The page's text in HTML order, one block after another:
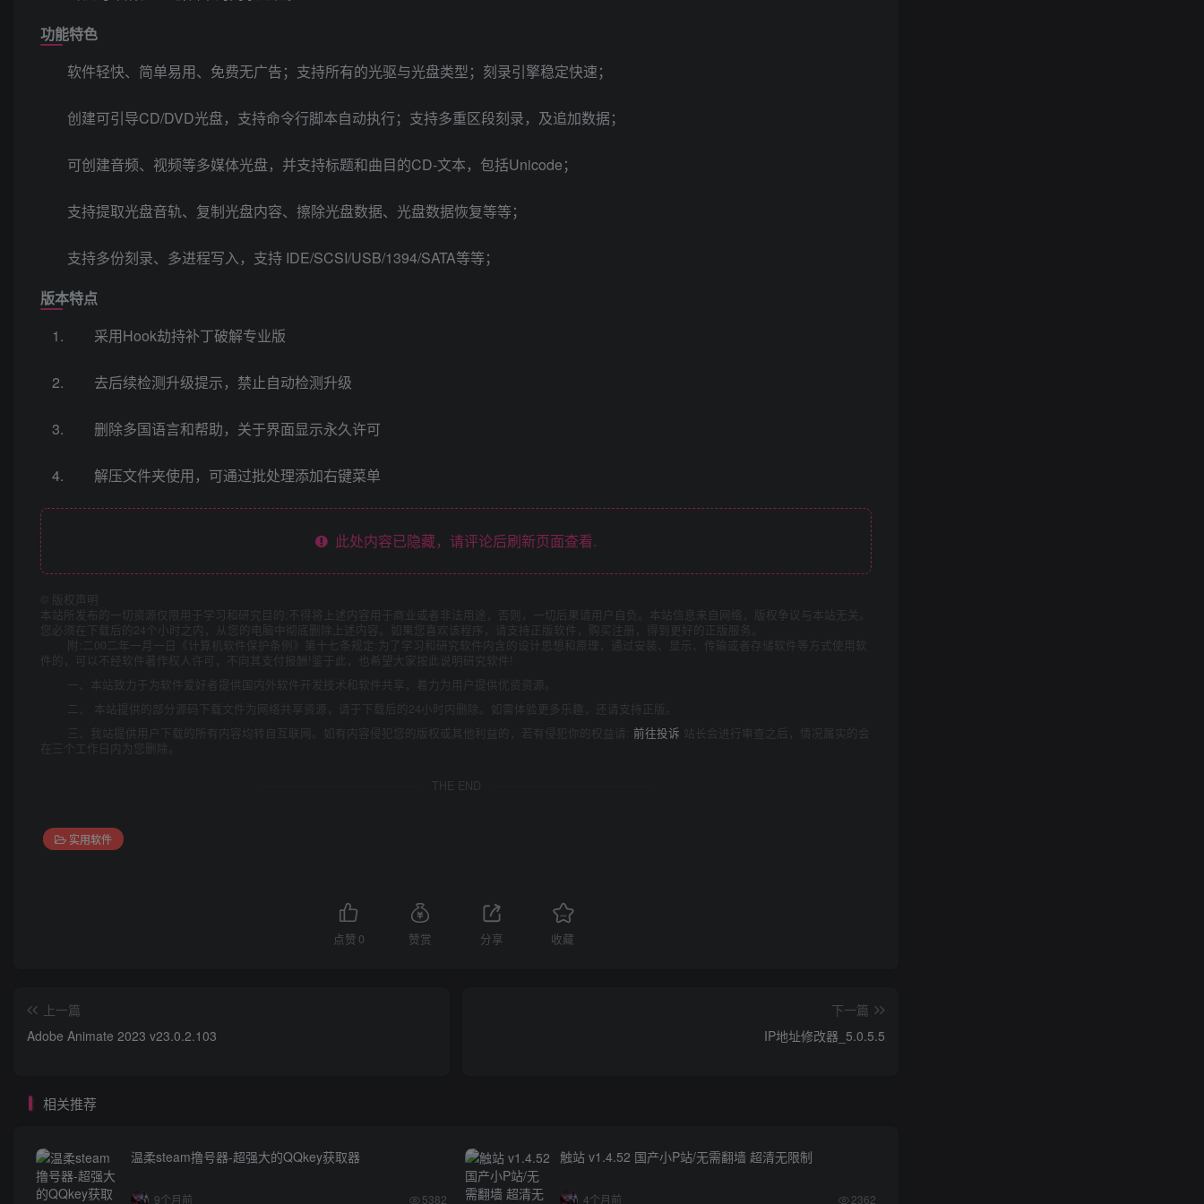
功能特色
软件轻快、简单易用、免费无广告；支持所有的光驱与光盘类型；刻录引擎稳定快速；
创建可引导CD/DVD光盘，支持命令行脚本自动执行；支持多重区段刻录，及追加数据；
可创建音频、视频等多媒体光盘，并支持标题和曲目的CD-文本，包括Unicode；
支持提取光盘音轨、复制光盘内容、擦除光盘数据、光盘数据恢复等等；
支持多份刻录、多进程写入，支持 IDE/SCSI/USB/1394/SATA等等；
版本特点
采用Hook劫持补丁破解专业版
去后续检测升级提示，禁止自动检测升级
删除多国语言和帮助，关于界面显示永久许可
解压文件夹使用，可通过批处理添加右键菜单
此处内容已隐藏，请评论后刷新页面查看.
版权声明
本站所发布的一切资源仅限用于学习和研究目的;不得将上述内容用于商业或者非法用途，否则，一切后果请用户自负。本站信息来自网络，版权争议与本站无关。
您必须在下载后的24个小时之内，从您的电脑中彻底删除上述内容。如果您喜欢该程序，请支持正版软件，购买注册，得到更好的正版服务。
附:二00二年一月一日《计算机软件保护条例》第十七条规定:为了学习和研究软件内含的设计思想和原理，通过安装、显示、传输或者存储软件等方式使用软
件的，可以不经软件著作权人许可，不向其支付报酬!鉴于此，也希望大家按此说明研究软件!
一、本站致力于为软件爱好者提供国内外软件开发技术和软件共享，着力为用户提供优资资源。
二、 本站提供的部分源码下载文件为网络共享资源，请于下载后的24小时内删除。如需体验更多乐趣，还请支持正版。
三、我站提供用户下载的所有内容均转自互联网。如有内容侵犯您的版权或其他利益的，若有侵犯你的权益请: 前往投诉 站长会进行审查之后，情况属实的会
在三个工作日内为您删除。
THE END
实用软件
点赞 0 赞赏 分享 收藏
上一篇
Adobe Animate 2023 v23.0.2.103
下一篇
IP地址修改器_5.0.5.5
相关推荐
温柔steam撸号器-超强大的QQkey获取器
9个月前 5382
触站 v1.4.52 国产小P站/无需翻墙 超清无限制
4个月前 2362